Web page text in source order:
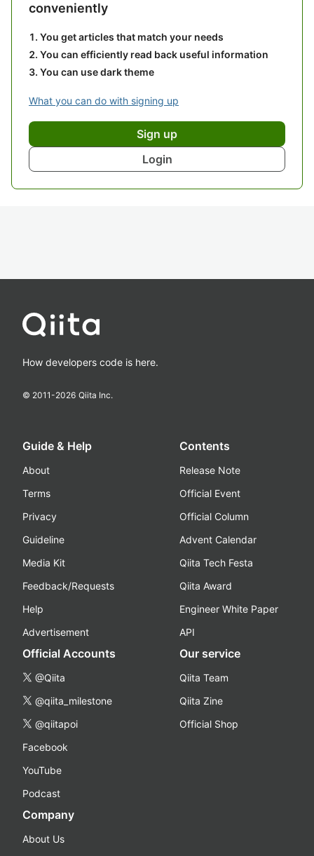
conveniently
You get articles that match your needs
You can efficiently read back useful information
You can use dark theme
What you can do with signing up
Sign up
Login
How developers code is here.
© 2011-2026 Qiita Inc.
Guide & Help
About
Terms
Privacy
Guideline
Media Kit
Feedback/Requests
Help
Advertisement
Contents
Release Note
Official Event
Official Column
Advent Calendar
Qiita Tech Festa
Qiita Award
Engineer White Paper
API
Official Accounts
@Qiita
@qiita_milestone
@qiitapoi
Facebook
YouTube
Podcast
Our service
Qiita Team
Qiita Zine
Official Shop
Company
About Us